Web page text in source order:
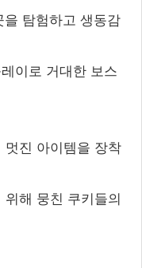
탐험하고 생동감
이로 거대한 보스
멋진 아이템을 장착
해 뭉친 쿠키들의